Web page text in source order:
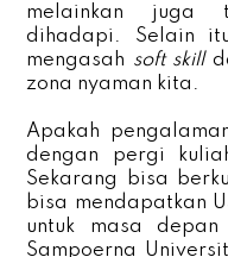
melainkan juga
dihadapi. Selain
mengasah soft skill
zona nyaman kita.
Apakah
dengan pergi
Sekarang bisa
bisa mendapatkan
untuk masa
Sampoerna